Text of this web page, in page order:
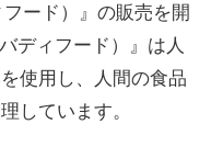
ード）』の販売を開
ディフード）』は人
使用し、人間の食品
しています。